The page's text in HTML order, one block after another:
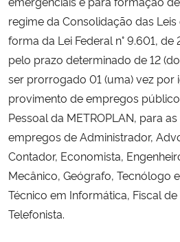
Ministério do Desenvolvimento Regional
Ministério da Mulher, da Família e dos Direitos
Secretaria-Geral
Secretaria de Governo
Gabinete de Segurança Institucional
regime da Consolidação das Leis
forma da Lei Federal n° 9.601, de
pelo prazo determinado de 12
ser prorrogado 01 (uma) vez por
provimento de empregos
Pessoal da METROPLAN, para
empregos de Administrador,
Contador, Economista,
Mecânico, Geógrafo, Tecnólogo
Técnico em Informática, Fiscal
Telefonista.